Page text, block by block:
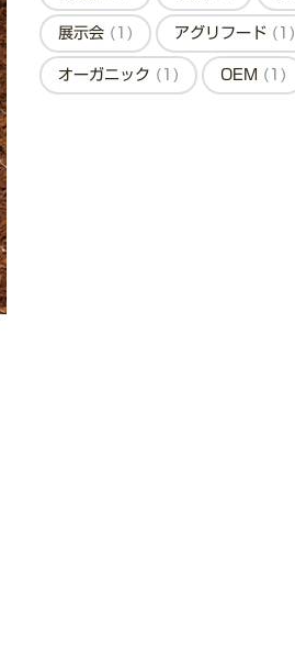
展示会 (1) アグリフード (1)
オーガニック (1) OEM (1)